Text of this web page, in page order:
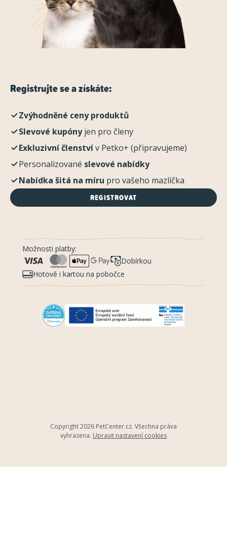
Registrujte se a získáte:
Zvýhodněné ceny produktů
Slevové kupónyjen pro členy
Exkluzivní členstvív Petko+ (připravujeme)
Personalizované slevové nabídky
Nabídka šitá na míru pro vašeho mazlíčka
REGISTROVAT
Možnosti platby:
Dobírkou
Hotově i kartou na pobočce
Copyright 2026 PetCenter.cz. Všechna práva
vyhrazena. Upravit nastavení cookies